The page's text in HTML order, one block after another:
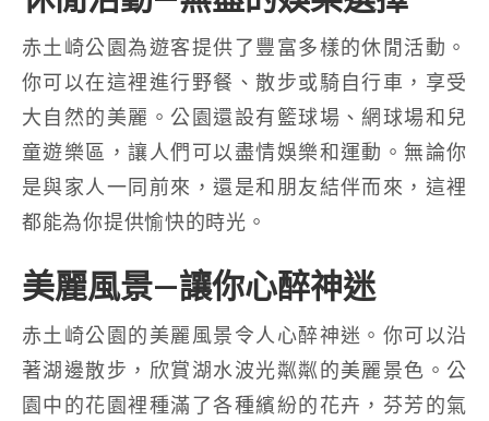
赤土崎公園為遊客提供了豐富多樣的休閒活動。
你可以在這裡進行野餐、散步或騎自行車，享受
大自然的美麗。公園還設有籃球場、網球場和兒
童遊樂區，讓人們可以盡情娛樂和運動。無論你
是與家人一同前來，還是和朋友結伴而來，這裡
都能為你提供愉快的時光。
美麗風景—讓你心醉神迷
赤土崎公園的美麗風景令人心醉神迷。你可以沿
著湖邊散步，欣賞湖水波光粼粼的美麗景色。公
園中的花園裡種滿了各種繽紛的花卉，芬芳的氣